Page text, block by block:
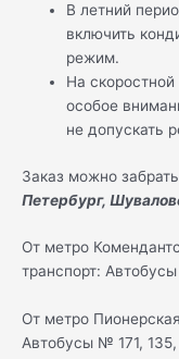
В летний
включить
режим.
На
особое
не допускать
Заказ можно
Петербург,
От метро
транспорт:
От метро
Автобусы № 171,